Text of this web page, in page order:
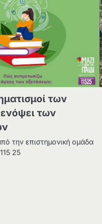
των
των
την επιστημονική ομάδα
25